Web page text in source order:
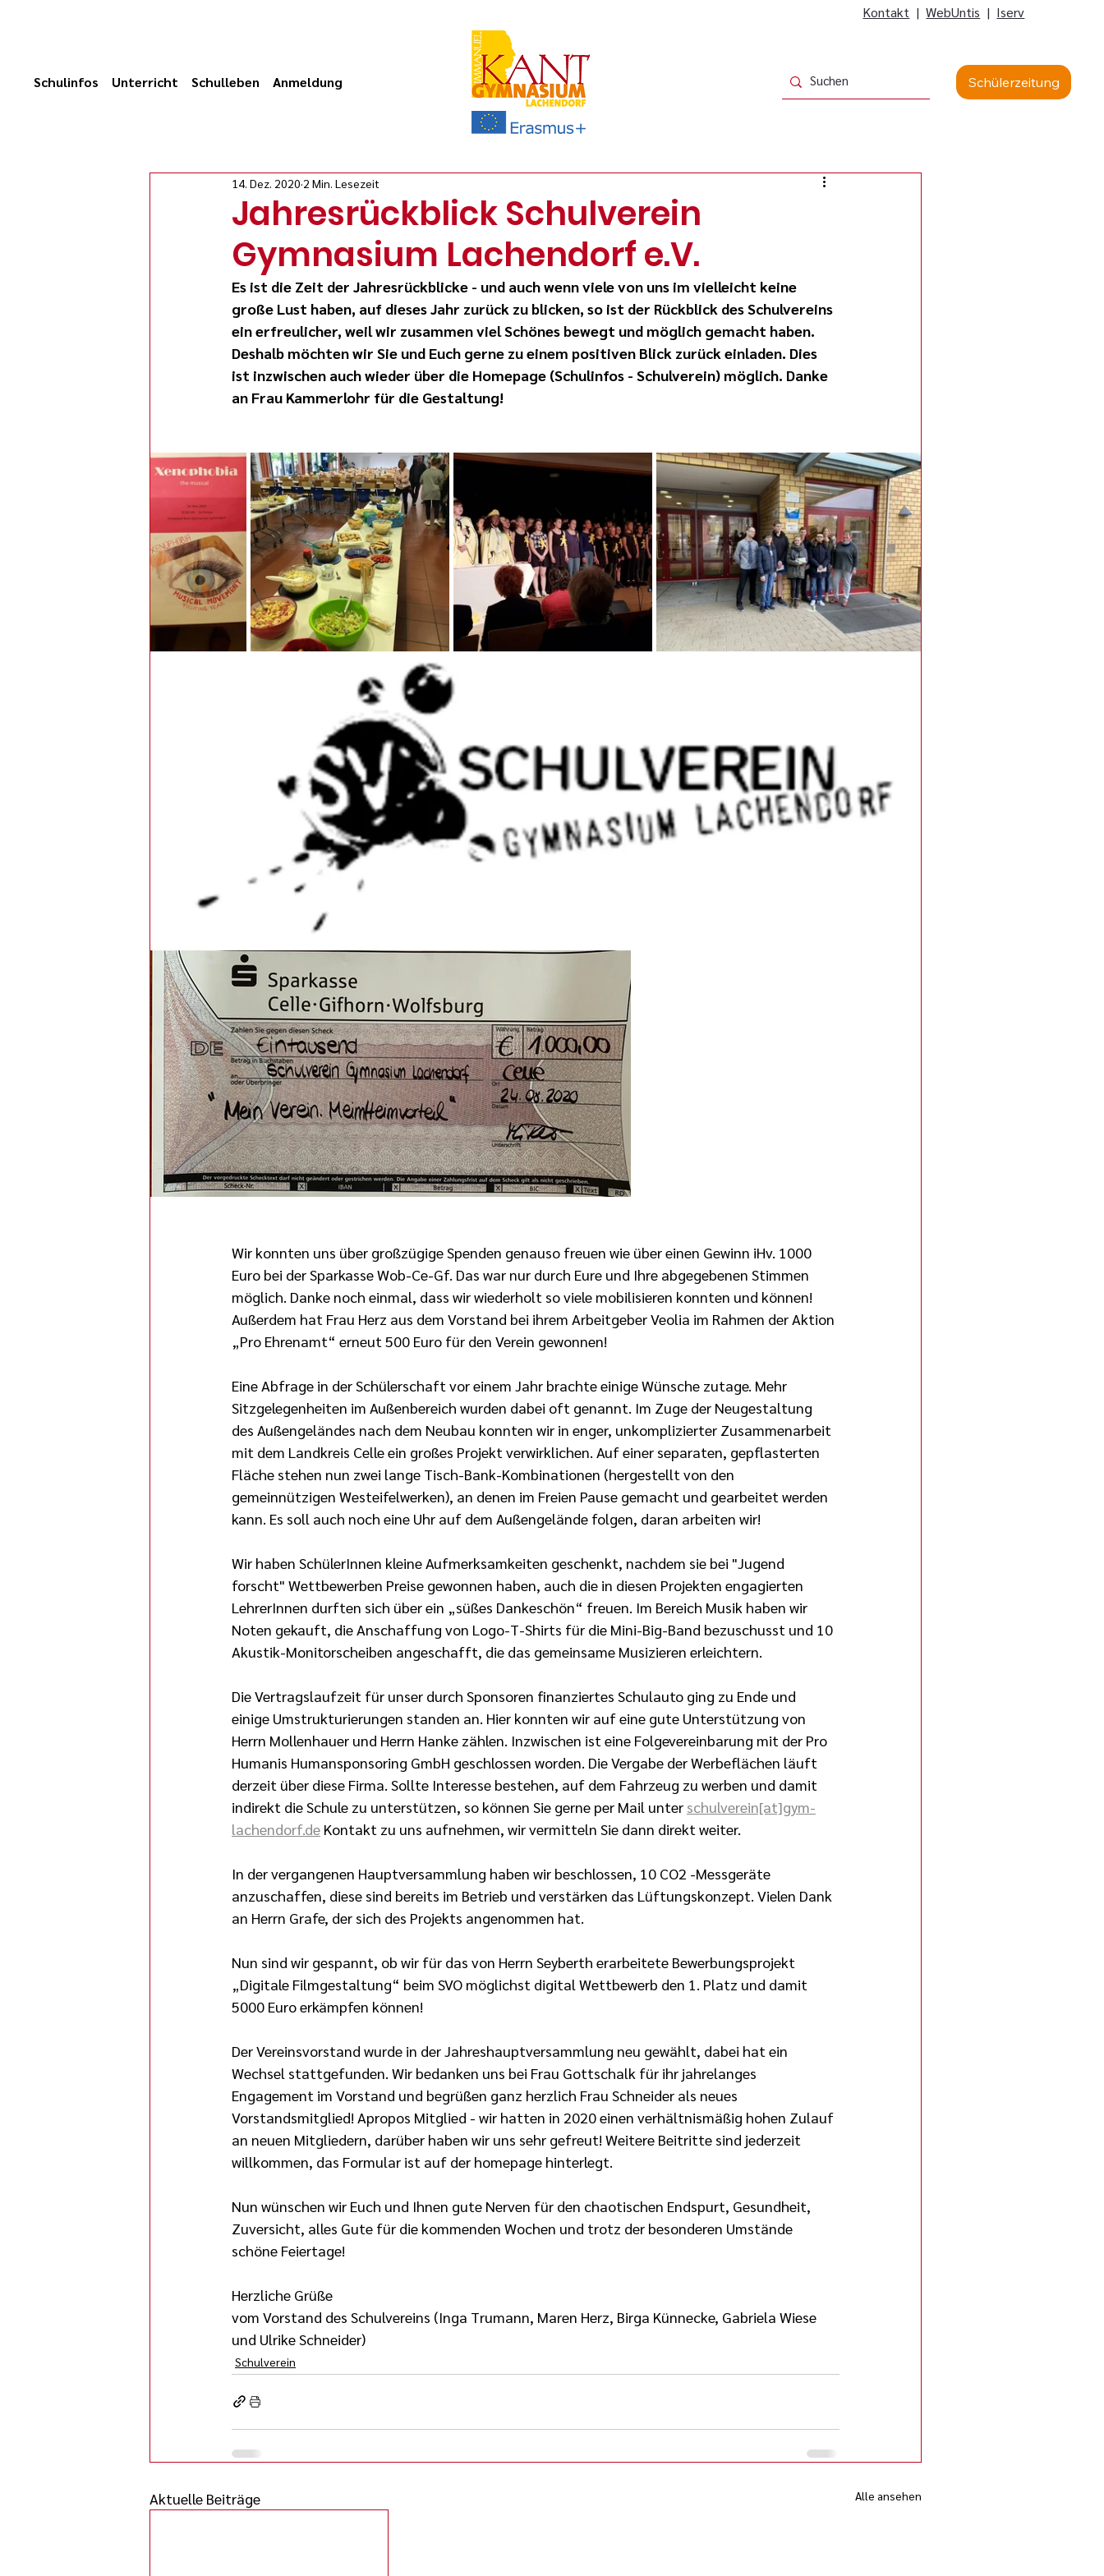
Kontakt |WebUntis | Iserv
Schülerzeitung
Schulinfos Unterricht Schulleben Anmeldung
Jahresrückblick Schulverein
Gymnasium Lachendorf e.V.
14. Dez. 2020 2 Min. Lesezeit
Es ist die Zeit der Jahresrückblicke - und auch wenn viele von uns im vielleicht keine
große Lust haben, auf dieses Jahr zurück zu blicken, so ist der Rückblick des Schulvereins
ein erfreulicher, weil wir zusammen viel Schönes bewegt und möglich gemacht haben.
Deshalb möchten wir Sie und Euch gerne zu einem positiven Blick zurück einladen. Dies
ist inzwischen auch wieder über die Homepage (Schulinfos - Schulverein) möglich. Danke
an Frau Kammerlohr für die Gestaltung!
Wir konnten uns über großzügige Spenden genauso freuen wie über einen Gewinn iHv. 1000
Euro bei der Sparkasse Wob-Ce-Gf. Das war nur durch Eure und Ihre abgegebenen Stimmen
möglich. Danke noch einmal, dass wir wiederholt so viele mobilisieren konnten und können!
Außerdem hat Frau Herz aus dem Vorstand bei ihrem Arbeitgeber Veolia im Rahmen der Aktion
„Pro Ehrenamt“ erneut 500 Euro für den Verein gewonnen!
Eine Abfrage in der Schülerschaft vor einem Jahr brachte einige Wünsche zutage. Mehr
Sitzgelegenheiten im Außenbereich wurden dabei oft genannt. Im Zuge der Neugestaltung
des Außengeländes nach dem Neubau konnten wir in enger, unkomplizierter Zusammenarbeit
mit dem Landkreis Celle ein großes Projekt verwirklichen. Auf einer separaten, gepflasterten
Fläche stehen nun zwei lange Tisch-Bank-Kombinationen (hergestellt von den
gemeinnützigen Westeifelwerken), an denen im Freien Pause gemacht und gearbeitet werden
kann. Es soll auch noch eine Uhr auf dem Außengelände folgen, daran arbeiten wir!
Wir haben SchülerInnen kleine Aufmerksamkeiten geschenkt, nachdem sie bei "Jugend
forscht" Wettbewerben Preise gewonnen haben, auch die in diesen Projekten engagierten
LehrerInnen durften sich über ein „süßes Dankeschön“ freuen. Im Bereich Musik haben wir
Noten gekauft, die Anschaffung von Logo-T-Shirts für die Mini-Big-Band bezuschusst und 10
Akustik-Monitorscheiben angeschafft, die das gemeinsame Musizieren erleichtern.
Die Vertragslaufzeit für unser durch Sponsoren finanziertes Schulauto ging zu Ende und
einige Umstrukturierungen standen an. Hier konnten wir auf eine gute Unterstützung von
Herrn Mollenhauer und Herrn Hanke zählen. Inzwischen ist eine Folgevereinbarung mit der Pro
Humanis Humansponsoring GmbH geschlossen worden. Die Vergabe der Werbeflächen läuft
derzeit über diese Firma. Sollte Interesse bestehen, auf dem Fahrzeug zu werben und damit
indirekt die Schule zu unterstützen, so können Sie gerne per Mail unter schulverein[at]gym-
lachendorf.de Kontakt zu uns aufnehmen, wir vermitteln Sie dann direkt weiter.
In der vergangenen Hauptversammlung haben wir beschlossen, 10 CO2 -Messgeräte
anzuschaffen, diese sind bereits im Betrieb und verstärken das Lüftungskonzept. Vielen Dank
an Herrn Grafe, der sich des Projekts angenommen hat.
Nun sind wir gespannt, ob wir für das von Herrn Seyberth erarbeitete Bewerbungsprojekt
„Digitale Filmgestaltung“ beim SVO möglichst digital Wettbewerb den 1. Platz und damit
5000 Euro erkämpfen können!
Der Vereinsvorstand wurde in der Jahreshauptversammlung neu gewählt, dabei hat ein
Wechsel stattgefunden. Wir bedanken uns bei Frau Gottschalk für ihr jahrelanges
Engagement im Vorstand und begrüßen ganz herzlich Frau Schneider als neues
Vorstandsmitglied! Apropos Mitglied - wir hatten in 2020 einen verhältnismäßig hohen Zulauf
an neuen Mitgliedern, darüber haben wir uns sehr gefreut! Weitere Beitritte sind jederzeit
willkommen, das Formular ist auf der homepage hinterlegt.
Nun wünschen wir Euch und Ihnen gute Nerven für den chaotischen Endspurt, Gesundheit,
Zuversicht, alles Gute für die kommenden Wochen und trotz der besonderen Umstände
schöne Feiertage!
Herzliche Grüße
vom Vorstand des Schulvereins (Inga Trumann, Maren Herz, Birga Künnecke, Gabriela Wiese
und Ulrike Schneider)
Schulverein
Aktuelle Beiträge Alle ansehen